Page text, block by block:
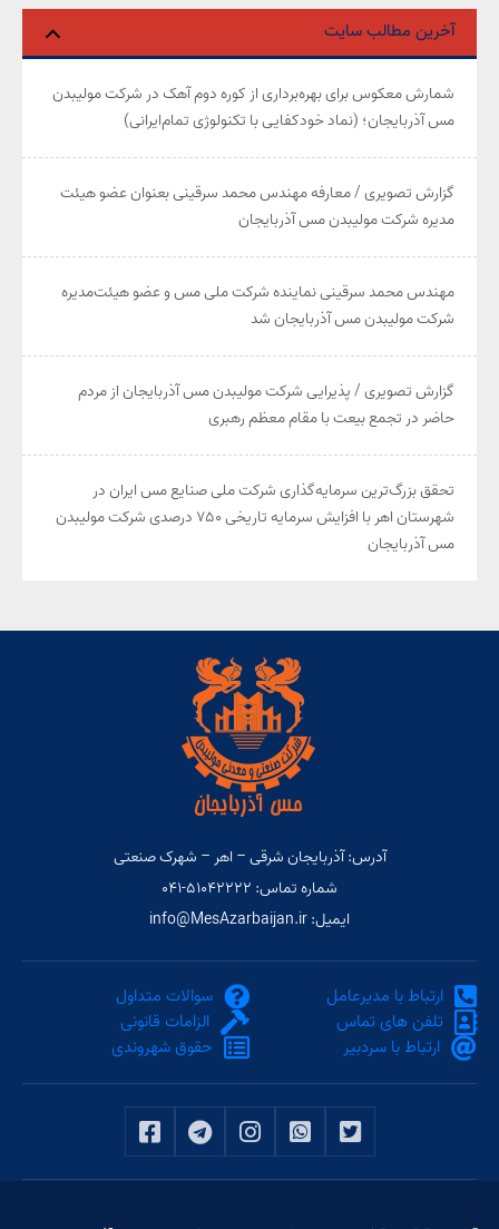
آخرین مطالب سایت
شمارش معکوس برای بهره‌برداری از کوره دوم آهک در شرکت مولیبدن
مس آذربایجان؛ (نماد خودکفایی با تکنولوژی تمام‌ایرانی)
گزارش تصویری / معارفه مهندس محمد سرقینی بعنوان عضو هیئت‌
مدیره شرکت مولیبدن مس آذربایجان
مهندس محمد سرقینی نماینده شرکت ملی مس و عضو هیئت‌مدیره
شرکت مولیبدن مس آذربایجان شد
گزارش تصویری / پذیرایی شرکت مولیبدن مس آذربایجان از مردم
حاضر در تجمع بیعت با مقام معظم رهبری
تحقق بزرگ‌ترین سرمایه‌گذاری شرکت ملی صنایع مس ایران در
شهرستان اهر با افزایش سرمایه تاریخی ۷۵۰ درصدی شرکت مولیبدن
مس آذربایجان
آدرس: آذربایجان شرقی – اهر – شهرک صنعتی
شماره تماس: ۵۱۰۴۲۲۲۲-۰۴۱
ایمیل: info@MesAzarbaijan.ir
ارتباط با مدیرعامل
تلفن های تماس
ارتباط با سردبیر
سوالات متداول
الزامات قانونی
حقوق شهروندی